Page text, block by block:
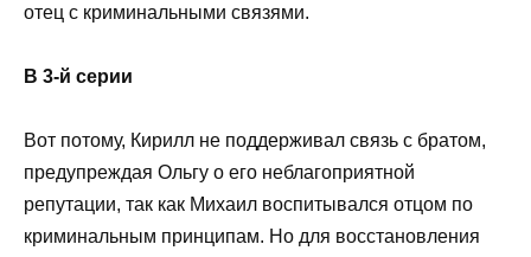
отец с криминальными связями.
В 3-й серии
Вот потому, Кирилл не поддерживал связь с братом,
предупреждая Ольгу о его неблагоприятной
репутации, так как Михаил воспитывался отцом по
криминальным принципам. Но для восстановления